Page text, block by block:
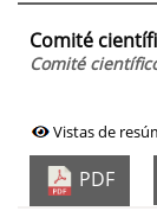
Comité
Comité
Vistas de
PDF